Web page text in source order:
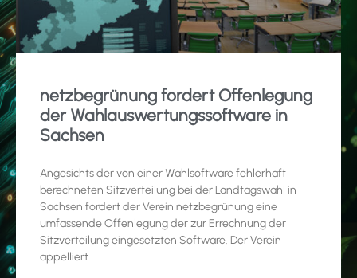
netzbegrünung fordert Offenlegung
der Wahlauswertungssoftware in
Sachsen
Angesichts der von einer Wahlsoftware fehlerhaft
berechneten Sitzverteilung bei der Landtagswahl in
Sachsen fordert der Verein netzbegrünung eine
umfassende Offenlegung der zur Errechnung der
Sitzverteilung eingesetzten Software. Der Verein
appelliert